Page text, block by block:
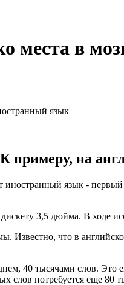
места в
примеру, на
иностранный язык -
3,5 дюйма. В ходе
Известно, что в
40 тысячами слов.
слов потребуется еще 80